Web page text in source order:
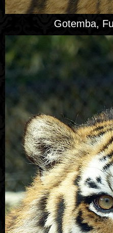
Gotemba,